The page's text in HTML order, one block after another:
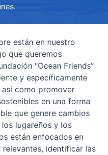
están en nuestro
que queremos
“Ocean Friends”
y específicamente
así como promover
en una forma
que genere cambios
lugareños y los
están enfocados en
identificar las